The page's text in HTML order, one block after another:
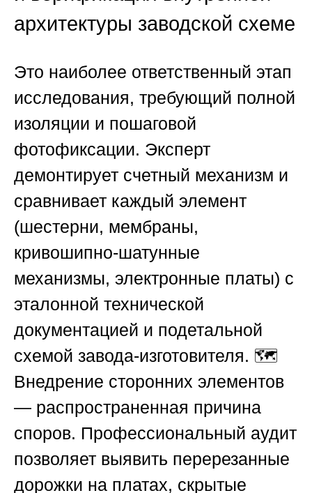
архитектуры заводской схеме
Это наиболее ответственный этап
исследования, требующий полной
изоляции и пошаговой
фотофиксации. Эксперт
демонтирует счетный механизм и
сравнивает каждый элемент
(шестерни, мембраны,
кривошипно-шатунные
механизмы, электронные платы) с
эталонной технической
документацией и подетальной
схемой завода-изготовителя. 🗺️
Внедрение сторонних элементов
— распространенная причина
споров. Профессиональный аудит
позволяет выявить перерезанные
дорожки на платах, скрытые